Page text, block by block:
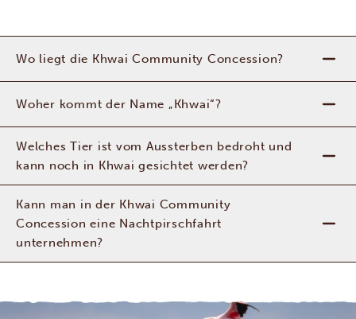
Wo liegt die Khwai Community Concession?
Woher kommt der Name „Khwai“?
Welches Tier ist vom Aussterben bedroht und
kann noch in Khwai gesichtet werden?
Kann man in der Khwai Community
Concession eine Nachtpirschfahrt
unternehmen?